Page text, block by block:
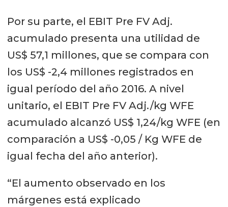
Por su parte, el EBIT Pre FV Adj.
acumulado presenta una utilidad de
US$ 57,1 millones, que se compara con
los US$ -2,4 millones registrados en
igual período del año 2016. A nivel
unitario, el EBIT Pre FV Adj./kg WFE
acumulado alcanzó US$ 1,24/kg WFE (en
comparación a US$ -0,05 / Kg WFE de
igual fecha del año anterior).
“El aumento observado en los
márgenes está explicado